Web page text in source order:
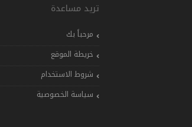
تريد مساعدة
مرحباً بك
خريطة الموقع
شروط الاستخدام
سياسة الخصوصية